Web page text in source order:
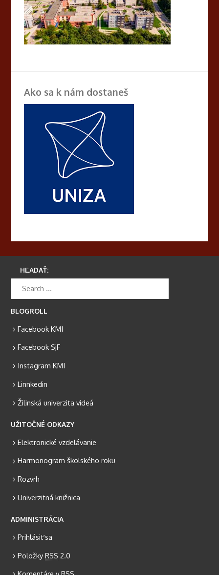
Ako sa k nám dostaneš
HĽADAŤ:
BLOGROLL
Facebook KMI
Facebook SjF
Instagram KMI
Linnkedin
Žilinská univerzita videá
UŽITOČNÉ ODKAZY
Elektronické vzdelávanie
Harmonogram školského roku
Rozvrh
Univerzitná knižnica
ADMINISTRÁCIA
Prihlásiť sa
PoložkyRSS 2.0